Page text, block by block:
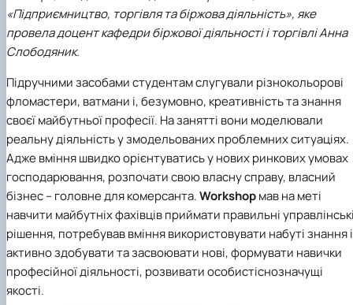
Проєкт «Розвиток лідерських навичок жінок
та мереж для забезпечення рівності у …
«Підприємництво, торгівля та біржова діяльність», яке
провела доцент кафедри біржової діяльності і торгівліАнна
Слободяник.
Підручними засобами студентам слугували різнокольорові
фломастери, ватмани і, безумовно, креативність та знання
своєї майбутньої професії. На занятті вони моделювали
реальну діяльність у змодельованих проблемних ситуаціях.
Адже вміння швидко орієнтуватись у нових ринкових умовах
господарювання, розпочати свою власну справу, власний
бізнес – головне для комерсанта.Workshopмав на меті
навчити майбутніх фахівців приймати правильні
рішення, потребував вміння використовувати набуті знання і
активно здобувати та засвоювати нові, формувати навички
професійної діяльності, розвивати особистіснозначущі
якості.